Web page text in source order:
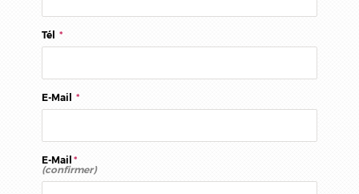
Tél *
E-Mail *
E-Mail *
(confirmer)